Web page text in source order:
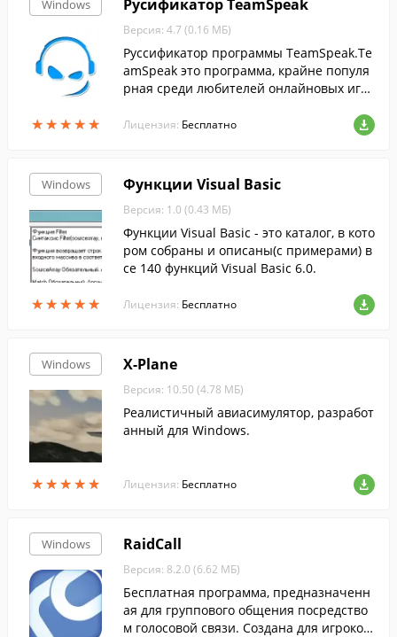
Windows
★★★★★
★★★★★
Русификатор TeamSpeak
Версия: 4.7 (0.16 МБ)
Руссификатор программы TeamSpeak.Te
amSpeak это программа, крайне популя
рная среди любителей онлайновых игр
Лицензия: Бесплатно
Windows
★★★★★
★★★★★
Функции Visual Basic
Версия: 1.0 (0.43 МБ)
Функции Visual Basic - это каталог, в кото
ром собраны и описаны(с примерами) в
се 140 функций Visual Basic 6.0.
Лицензия: Бесплатно
Windows
★★★★★
★★★★★
X-Plane
Версия: 10.50 (4.78 МБ)
Реалистичный авиасимулятор, разработ
анный для Windows.
Лицензия: Бесплатно
Windows RaidCall
Версия: 8.2.0 (6.62 МБ)
Бесплатная программа, предназначенн
ая для группового общения посредство
м голосовой связи. Создана для игроков,